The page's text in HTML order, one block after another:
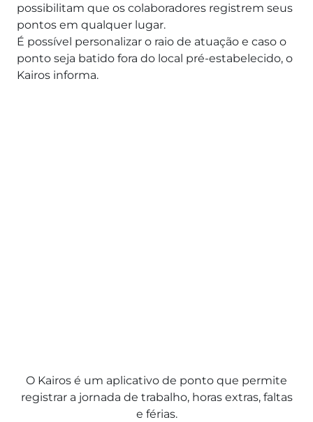
possibilitam que os colaboradores registrem seus
pontos em qualquer lugar.
É possível personalizar o raio de atuação e caso o
ponto seja batido fora do local pré-estabelecido, o
Kairos informa.
O Kairos é um aplicativo de ponto que permite
registrar a jornada de trabalho, horas extras, faltas
e férias.